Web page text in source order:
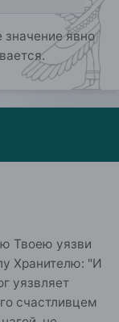
значение явно
Твоею уязви
Хранителю: "И
уязвляет
счастливцем